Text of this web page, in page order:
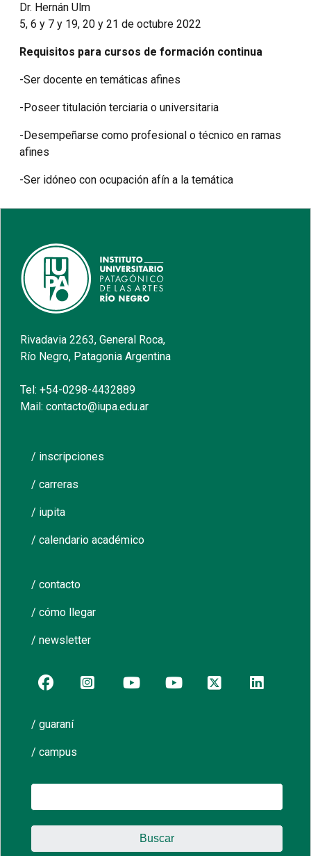
Dr. Hernán Ulm
5, 6 y 7 y 19, 20 y 21 de octubre 2022
Requisitos para cursos de formación continua
-Ser docente en temáticas afines
-Poseer titulación terciaria o universitaria
-Desempeñarse como profesional o técnico en ramas
afines
-Ser idóneo con ocupación afín a la temática
Rivadavia 2263, General Roca,
Río Negro, Patagonia Argentina
Tel: +54-0298-4432889
Mail: contacto@iupa.edu.ar
/ inscripciones
/ carreras
/ iupita
/ calendario académico
/ contacto
/ cómo llegar
/ newsletter
/ guaraní
/ campus
Buscar: